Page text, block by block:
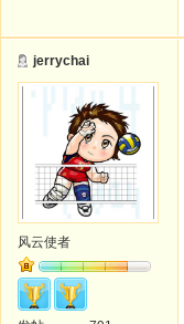
jerrychai
风云使者